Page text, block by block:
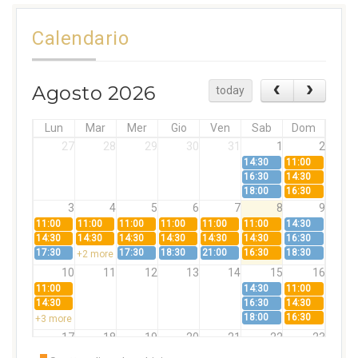
Calendario
Agosto 2026 today
Lun Mar Mer Gio Ven Sab
Dom
27
28 29 30 31 1 2
14:30
11:00
16:30
14:30
18:00
16:30
3 4 5 6 7 8 9
11:00 11:00 11:00 11:00 11:00 11:00
14:30
14:30
14:30 14:30 14:30 14:30 14:30
16:30
17:30
+2 more 17:30 18:30 21:00 16:30 18:30
10 11 12 13 14 15 16
11:00 14:30
11:00
14:30
16:30
14:30
+3 more
18:00 16:30
17 18 19 20 21 22 23
11:00